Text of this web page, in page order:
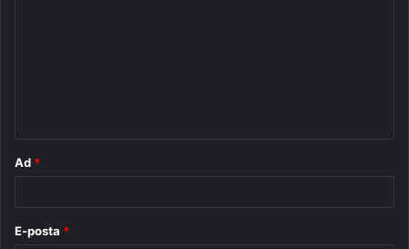
Ad *
E-posta *